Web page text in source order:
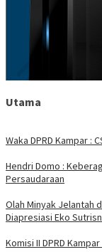
Utama
Waka DPRD Kampar :
Hendri Domo :
Persaudaraan
Olah Minyak Jelantah
Diapresiasi Eko
Komisi II DPRD